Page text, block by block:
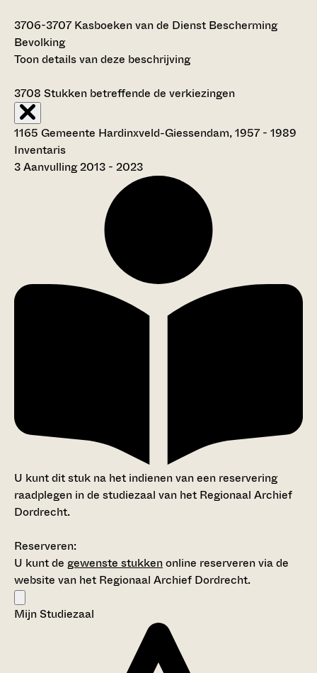
3706-3707 Kasboeken van de Dienst Bescherming
Bevolking
Toon details van deze beschrijving
3708 Stukken betreffende de verkiezingen
1165 Gemeente Hardinxveld-Giessendam, 1957 - 1989
Inventaris
3 Aanvulling 2013 - 2023
U kunt dit stuk na het indienen van een reservering
raadplegen in de studiezaal van het Regionaal Archief
Dordrecht.
Reserveren:
U kunt de gewenste stukkenonline reserveren via de
website van het Regionaal Archief Dordrecht.
Mijn Studiezaal